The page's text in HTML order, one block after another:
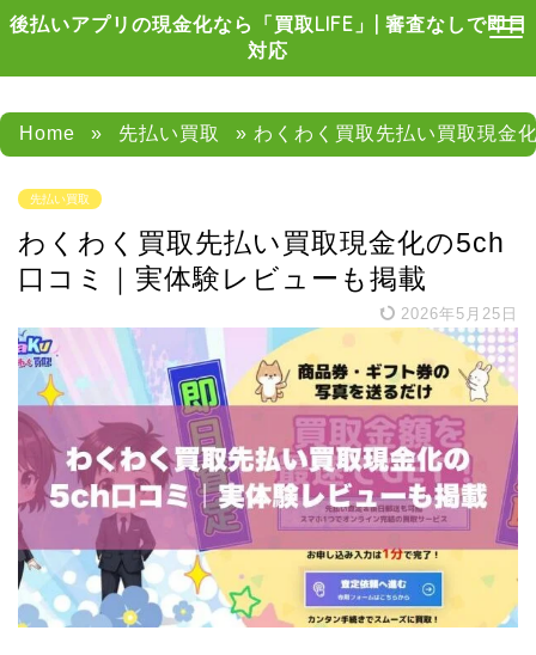
後払いアプリの現金化なら「買取LIFE」| 審査なしで即日
対応
Home » 先払い買取 » わくわく買取先払い買取現金
先払い買取
わくわく買取先払い買取現金化の5ch
口コミ｜実体験レビューも掲載
2026年5月25日